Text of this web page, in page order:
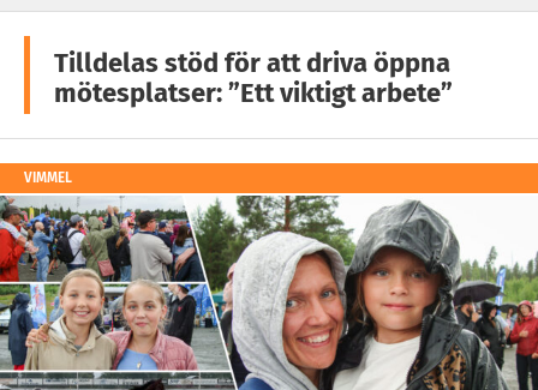
Tilldelas stöd för att driva öppna
mötesplatser: ”Ett viktigt arbete”
VIMMEL